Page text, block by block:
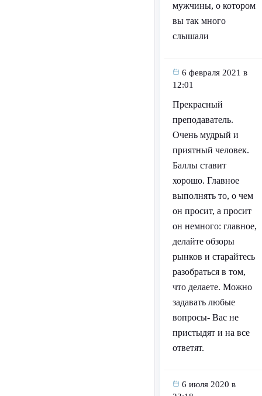
мужчины, о котором
вы так много
слышали
6 февраля 2021 в
12:01
Прекрасный
преподаватель.
Очень мудрый и
приятный человек.
Баллы ставит
хорошо. Главное
выполнять то, о чем
он просит, а просит
он немного: главное,
делайте обзоры
рынков и старайтесь
разобраться в том,
что делаете. Можно
задавать любые
вопросы- Вас не
пристыдят и на все
ответят.
6 июля 2020 в